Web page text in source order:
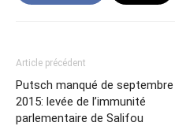
Article précédent
Putsch manqué de septembre
2015: levée de l’immunité
parlementaire de Salifou